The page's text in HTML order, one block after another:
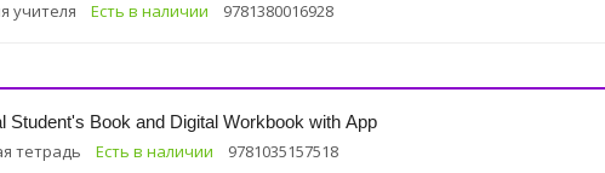
учителя Есть в наличии 9781380016928
Student's Book and Digital Workbook with App
тетрадь Есть в наличии 9781035157518